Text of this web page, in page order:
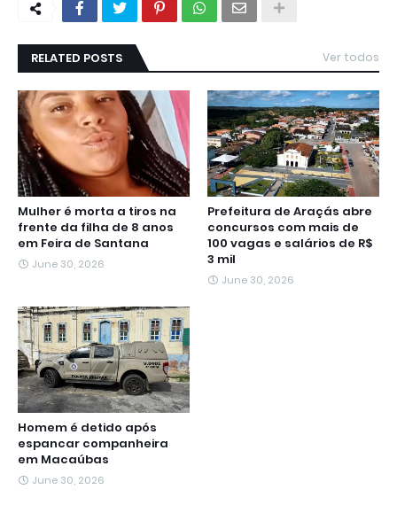
RELATED POSTS Ver todos
Mulher é morta a tiros na
frente da filha de 8 anos
em Feira de Santana
June 30, 2026
Prefeitura de Araçás abre
concursos com mais de
100 vagas e salários de R$
3 mil
June 30, 2026
Homem é detido após
espancar companheira
em Macaúbas
June 30, 2026